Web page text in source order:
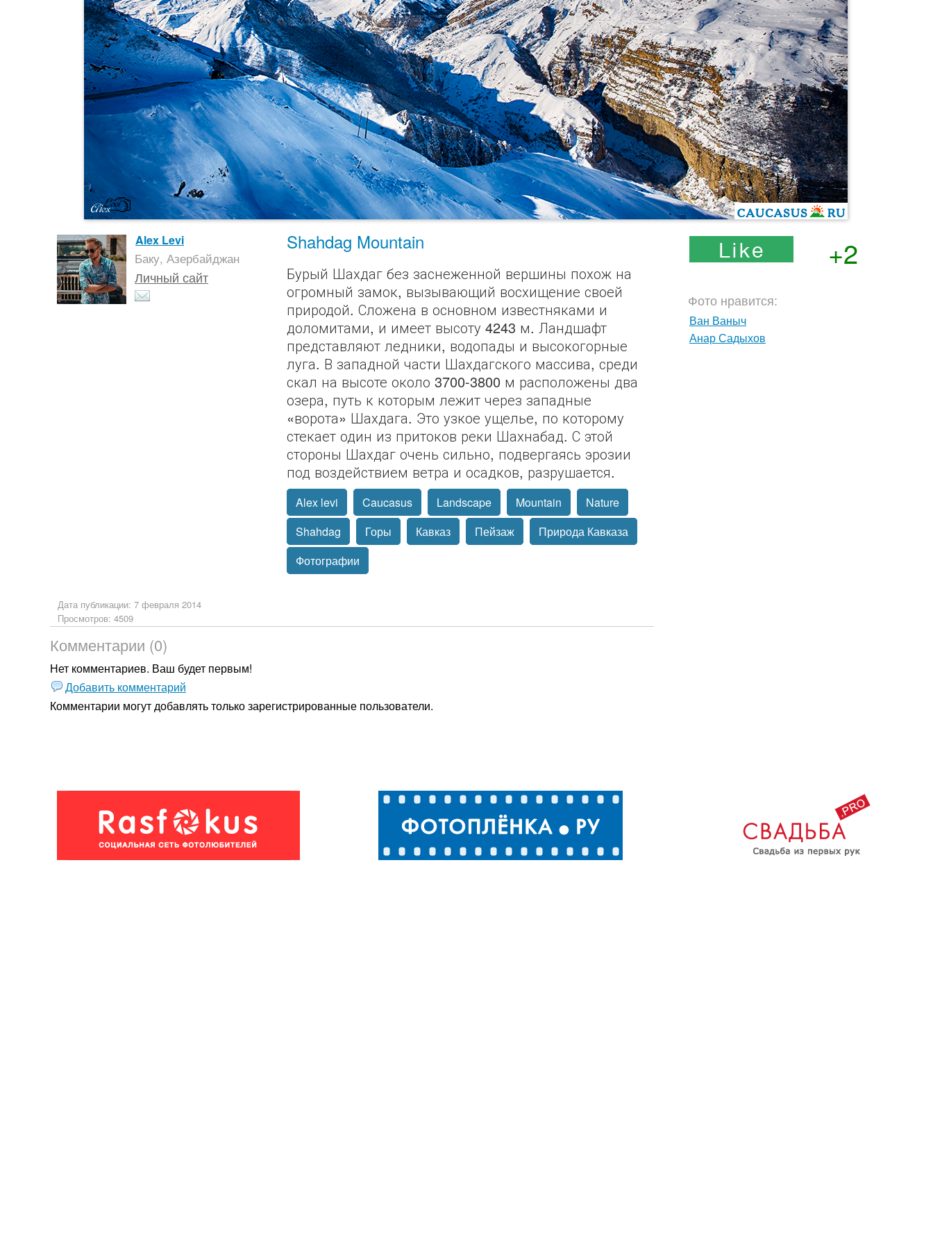
Alex Levi
Баку, Азербайджан
Личный сайт
Shahdag Mountain
Бурый Шахдаг без заснеженной вершины похож на
огромный замок, вызывающий восхищение своей
природой. Сложена в основном известняками и
доломитами, и имеет высоту 4243 м. Ландшафт
представляют ледники, водопады и высокогорные
луга. В западной части Шахдагского массива, среди
скал на высоте около 3700-3800 м расположены два
озера, путь к которым лежит через западные
«ворота» Шахдага. Это узкое ущелье, по которому
стекает один из притоков реки Шахнабад. С этой
стороны Шахдаг очень сильно, подвергаясь эрозии
под воздействием ветра и осадков, разрушается.
Alex levi Caucasus Landscape Mountain
Nature
Shahdag
Горы Кавказ Пейзаж
Природа Кавказа
Фотографии
Дата публикации: 7 февраля 2014
Просмотров: 4509
+2
Фото нравится:
Ван Ваныч
Анар Садыхов
Комментарии (0)
Нет комментариев. Ваш будет первым!
Добавить комментарий
Комментарии могут добавлять толькозарегистрированные пользователи.